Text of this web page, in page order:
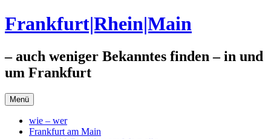
Zum
Inhalt
Frankfurt|Rhein|Main
– auch weniger Bekanntes finden – in und
um Frankfurt
Menü
wie – wer
Frankfurt am Main